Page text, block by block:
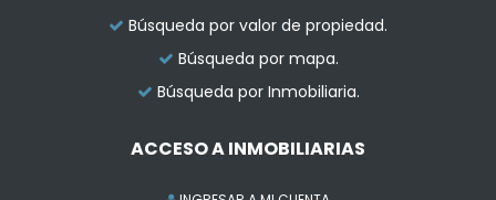
Búsqueda por valor de propiedad.
Búsqueda por mapa.
Búsqueda por Inmobiliaria.
ACCESO A INMOBILIARIAS